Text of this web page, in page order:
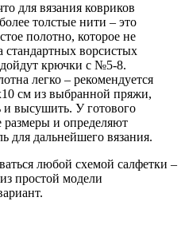
для вязания ковриков
толстые нити – это
полотно, которое не
стандартных ворсистых
крючки с №5-8.
легко – рекомендуется
см из выбранной пряжи,
и высушить. У готового
размеры и определяют
для дальнейшего вязания.
любой схемой салфетки –
простой модели